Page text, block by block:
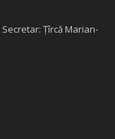
Secretar: Țîrcă Marian-